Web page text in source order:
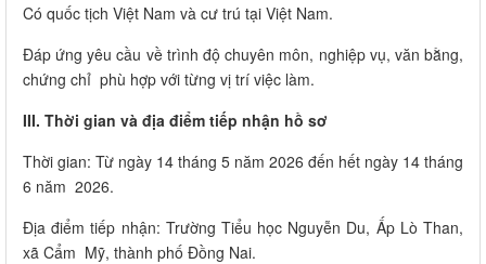
Có quốc tịch Việt Nam và cư trú tại Việt Nam.
Đáp ứng yêu cầu về trình độ chuyên môn, nghiệp vụ, văn bằng,
chứng chỉ phù hợp với từng vị trí việc làm.
III. Thời gian và địa điểm tiếp nhận hồ sơ
Thời gian: Từ ngày 14 tháng 5 năm 2026 đến hết ngày 14 tháng
6 năm 2026.
Địa điểm tiếp nhận: Trường Tiểu học Nguyễn Du, Ấp Lò Than,
xã Cẩm Mỹ, thành phố Đồng Nai.